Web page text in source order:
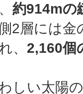
約914mの
2層には金
、 2,160個
しい太陽